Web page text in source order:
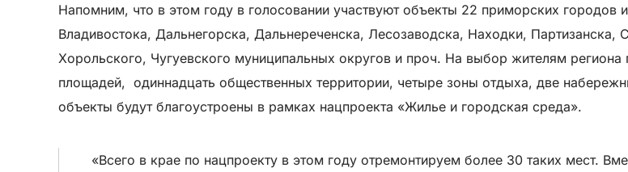
Напомним, что в этом году в голосовании участвуют объекты 22 приморских
Владивостока, Дальнегорска, Дальнереченска, Лесозаводска, Находки, Партизанска,
Хорольского, Чугуевского муниципальных округов и проч. На выбор жителям
площадей, одиннадцать общественных территории, четыре зоны отдыха, две
объекты будут благоустроены в рамках нацпроекта «Жилье и городская среда».
«Всего в крае по нацпроекту в этом году отремонтируем более 30 таких мест.